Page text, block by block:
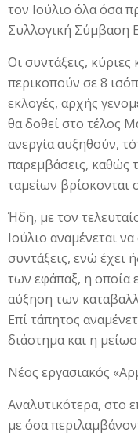
τον Ιούλιο όλα όσα
Συλλογική Σύμβαση
Οι συντάξεις, κύριες
περικοπούν σε 8
εκλογές, αρχής
θα δοθεί στο τέλος
ανεργία αυξηθούν,
παρεμβάσεις, καθώς
ταμείων βρίσκονται
Ήδη, με τον
Ιούλιο αναμένεται
συντάξεις, ενώ έχει
των εφάπαξ, η οποία
αύξηση των
Επί τάπητος
διάστημα και η
Νέος εργασιακός
Αναλυτικότερα, στο
με όσα